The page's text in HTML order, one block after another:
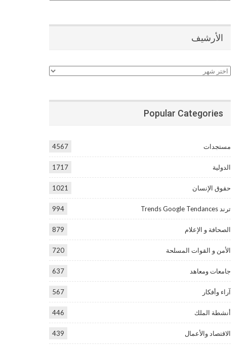
الأرشيف
الأرشيف
Popular Categories
مستجدات 4567
الدولية 1717
حقوق الإنسان 1021
ترند Trends Google Tendances 994
الصحافة و الإعلام 879
الأمن و القوات المسلحة 720
جامعات ومعاهد 637
آراء وأفكار 567
أنشطة الملك 446
الاقتصاد والأعمال 439